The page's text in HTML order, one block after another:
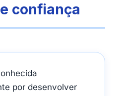
confiança
por desenvolver